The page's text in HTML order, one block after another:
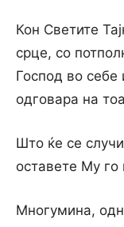
Кон Светите
срце, со
Господ во
одговара на
Што ќе се
оставете Му
Многумина,